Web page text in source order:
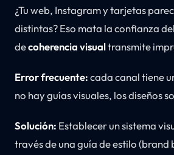
¿Tu web, Instagram y tarjetas
distintas? Eso mata la confianza
decoherencia visualtransmite
Error frecuente:cada canal tiene
no hay guías visuales, los diseños
Solución: Establecer un sistema
través de una guía de estilo (brand